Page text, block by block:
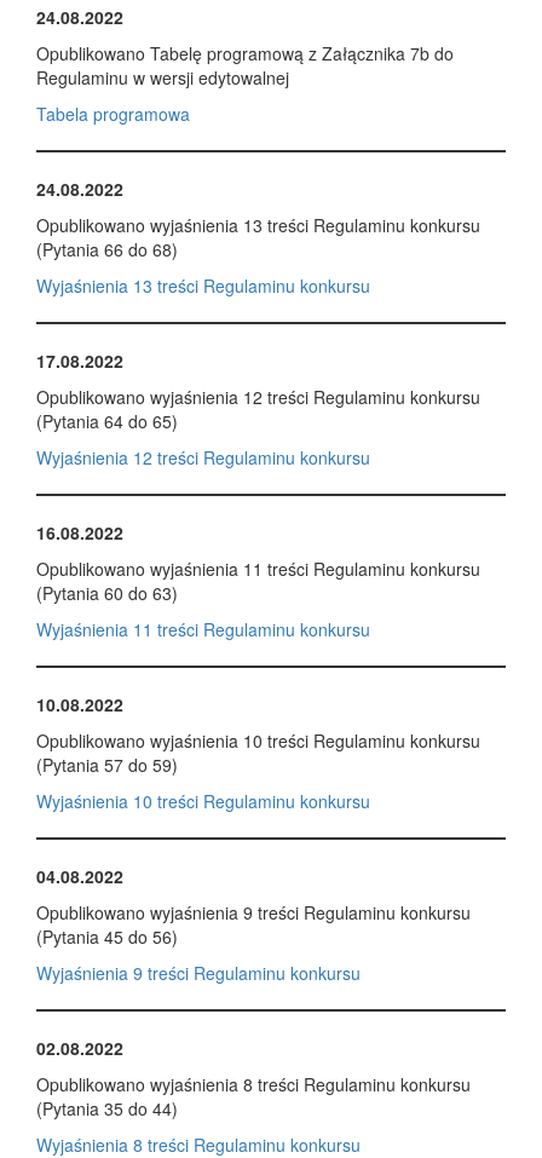
24.08.2022
Opublikowano Tabelę programową z Załącznika 7b do
Regulaminu w wersji edytowalnej
Tabela programowa
24.08.2022
Opublikowano wyjaśnienia 13 treści Regulaminu konkursu
(Pytania 66 do 68)
Wyjaśnienia 13 treści Regulaminu konkursu
17.08.2022
Opublikowano wyjaśnienia 12 treści Regulaminu konkursu
(Pytania 64 do 65)
Wyjaśnienia 12 treści Regulaminu konkursu
16.08.2022
Opublikowano wyjaśnienia 11 treści Regulaminu konkursu
(Pytania 60 do 63)
Wyjaśnienia 11 treści Regulaminu konkursu
10.08.2022
Opublikowano wyjaśnienia 10 treści Regulaminu konkursu
(Pytania 57 do 59)
Wyjaśnienia 10 treści Regulaminu konkursu
04.08.2022
Opublikowano wyjaśnienia 9 treści Regulaminu konkursu
(Pytania 45 do 56)
Wyjaśnienia 9 treści Regulaminu konkursu
02.08.2022
Opublikowano wyjaśnienia 8 treści Regulaminu konkursu
(Pytania 35 do 44)
Wyjaśnienia 8 treści Regulaminu konkursu